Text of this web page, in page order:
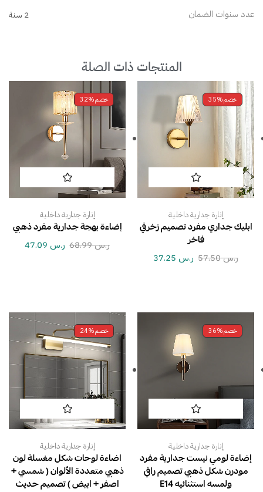
عدد سنوات الضمان 2 سنة
المنتجات ذات الصلة
خصم35%
إنارة جدارية داخلية
ابليك جداري مفرد تصميم زخرفي
فاخر
ر.س57.50 ر.س
خصم32%
إنارة جدارية داخلية
إضاءة بهجة جدارية مفرد ذهبي
ر.س68.99 ر.س
خصم36%
إنارة جدارية داخلية
إضاءة لومي نيست جدارية مفرد
مودرن شكل ذهبي تصميم راقي
ولمسه استثنائيه E14
خصم24%
إنارة جدارية داخلية
اضاءة لوحات شكل مغسلة لون
ذهبي متعددة الألوان ( شمسي +
اصفر + ابيض ) تصميم حديث